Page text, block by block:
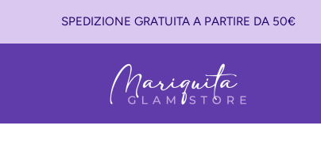
SPEDIZIONE GRATUITA A PARTIRE DA 50€
Mariquita
Glam
Store